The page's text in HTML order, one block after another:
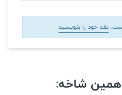
نقد خود را بنویسید